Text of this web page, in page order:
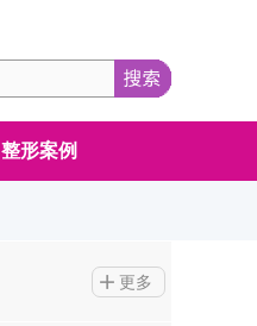
整形案例
更多